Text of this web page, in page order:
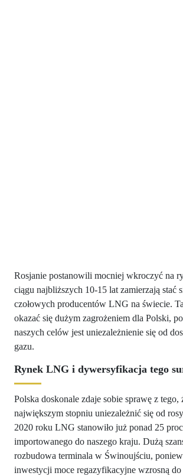
Rosjanie postanowili mocniej wkroczyć na
ciągu najbliższych 10-15 lat zamierzają stać
czołowych producentów LNG na świecie.
okazać się dużym zagrożeniem dla Polski,
naszych celów jest uniezależnienie się od
gazu.
Rynek LNG i dywersyfikacja tego
Polska doskonale zdaje sobie sprawę z
największym stopniu uniezależnić się od
2020 roku LNG stanowiło już ponad 25
importowanego do naszego kraju. Dużą
rozbudowa terminala w Świnoujściu,
inwestycji moce regazyfikacyjne wzrosną